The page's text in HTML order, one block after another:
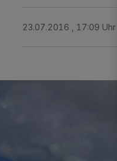
23.07.2016 , 17:09 Uhr